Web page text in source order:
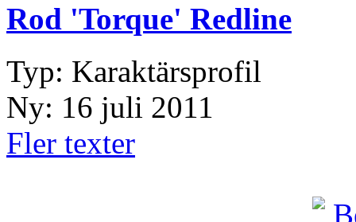
Rod 'Torque' Redline
Typ: Karaktärsprofil
Ny: 16 juli 2011
Fler texter